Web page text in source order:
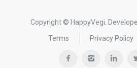
Copyright © HappyVegi.
Terms
Privacy Policy